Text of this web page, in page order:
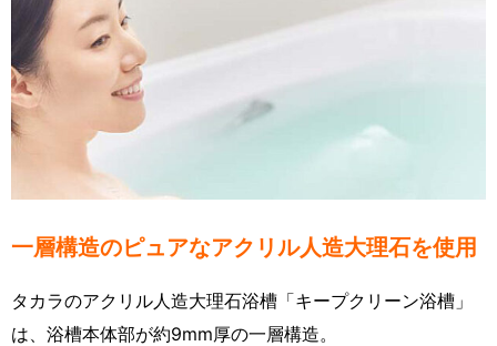
一層構造のピュアなアクリル人造大理石を使用
タカラのアクリル人造大理石浴槽「キープクリーン浴槽」
は、浴槽本体部が約9mm厚の一層構造。